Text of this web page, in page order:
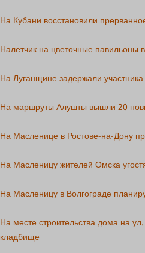
На Кубани восстановили
Налетчик на цветочные павильоны
На Луганщине задержали
На маршруты Алушты вышли 20
На Масленице в Ростове-на-Дону
На Масленицу жителей Омска
На Масленицу в Волгограде
На месте строительства дома на
кладбище